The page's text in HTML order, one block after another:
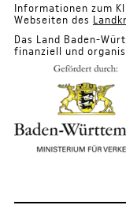
Informationen zum
Webseiten des
Das Land Baden-
finanziell und